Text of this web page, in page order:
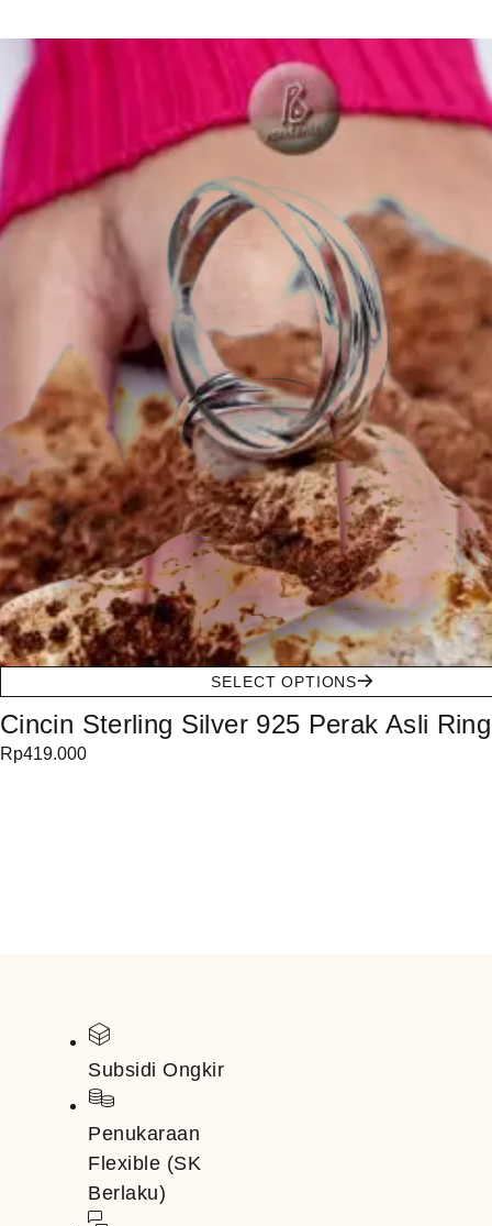
SELECT OPTIONS
Cincin Sterling Silver 925 Perak Asli
Rp419.000
Subsidi Ongkir
Penukaraan
Flexible (SK
Berlaku)